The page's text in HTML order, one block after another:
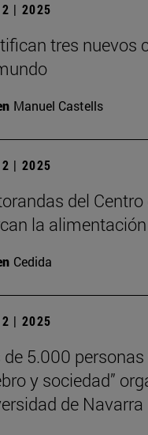
| 2025
tres nuevos
Manuel Castells
| 2025
del
la
Cedida
| 2025
de 5.000
y sociedad”
de Navarra